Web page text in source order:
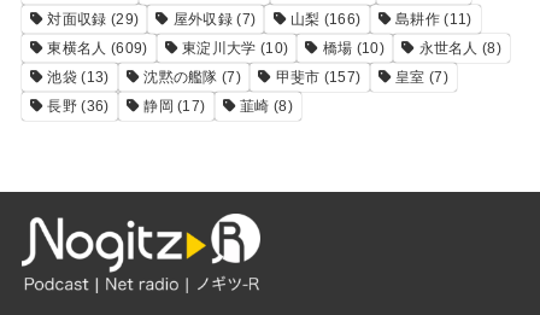
対面収録 (29) 屋外収録 (7) 山梨 (166) 島耕作(11)
東横名人 (609) 東淀川大学 (10) 橋場 (10) 永世名人 (8)
池袋 (13) 沈黙の艦隊 (7) 甲斐市 (157) 皇室 (7)
長野 (36) 静岡 (17) 韮崎 (8)